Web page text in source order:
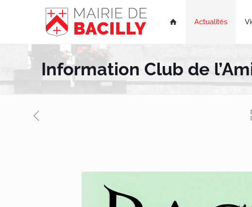
 Actualités
Information Club de